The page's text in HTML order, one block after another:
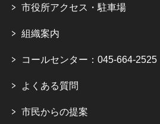
市役所アクセス・駐車場
組織案内
コールセンター：045-664-2525
よくある質問
市民からの提案